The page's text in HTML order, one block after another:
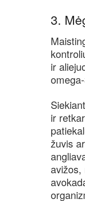
3.
ir
ir
žuvis